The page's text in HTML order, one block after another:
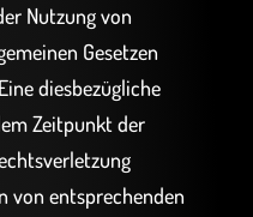
Nutzung von
Gesetzen
diesbezügliche
Zeitpunkt der
von entsprechenden